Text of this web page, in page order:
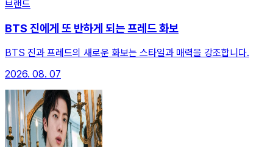
브랜드
BTS 진에게 또 반하게 되는 프레드 화보
BTS 진과 프레드의 새로운 화보는 스타일과 매력을 강조합니다.
2026. 08. 07